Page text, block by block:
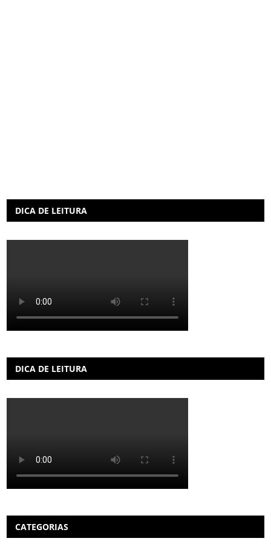
DICA DE LEITURA
DICA DE LEITURA
CATEGORIAS